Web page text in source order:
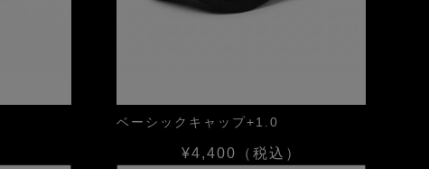
ベーシックキャップ+1.0
¥4,400 （税込）